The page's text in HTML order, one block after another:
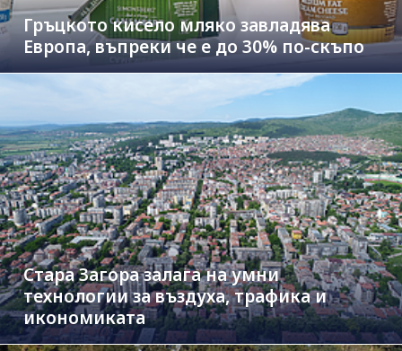
Гръцкото кисело мляко завладява
Европа, въпреки че е до 30% по-скъпо
Стара Загора залага на умни
технологии за въздуха, трафика и
икономиката